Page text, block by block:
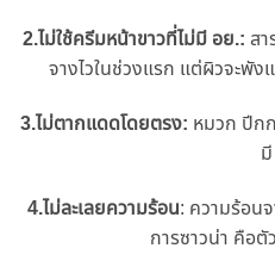
2.ไม่ใช้ครีมหน้าขาวที่ไม่มี อย.: ส
จางไวในช่วงแรก แต่ผิวจะพัง
3.ไม่ตากแดดโดยตรง: หมวก ปีก
มี
4.ไม่ละเลยความร้อน: ความร้อน
การซาวน่า คือ